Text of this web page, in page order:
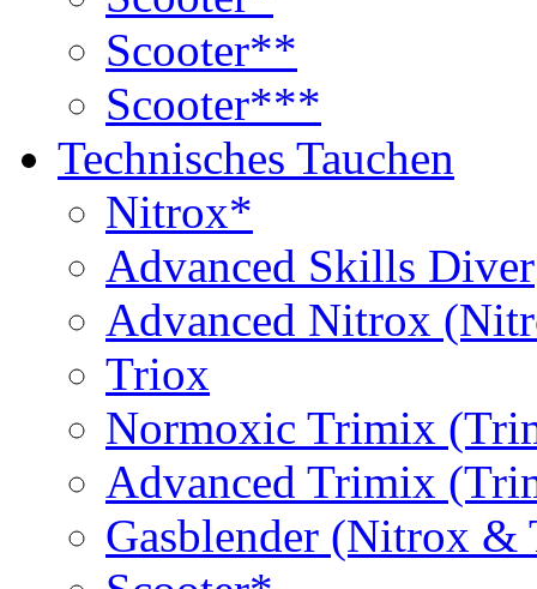
Scooter**
Scooter***
Technisches Tauchen
Nitrox*
Advanced Skills Diver
Advanced Nitrox
Triox
Normoxic Trimix
Advanced Trimix
Gasblender (Nitrox